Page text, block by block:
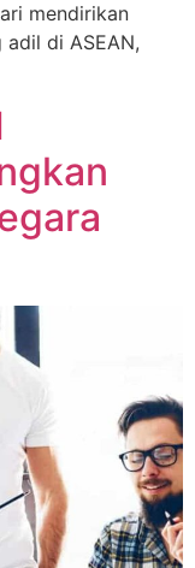
mendirikan
di ASEAN,